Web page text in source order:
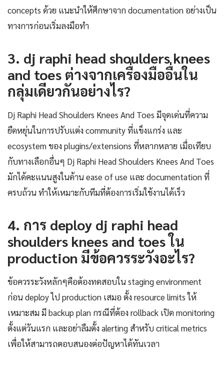
concepts ด้วย แนะนำให้ศึกษาจาก documentation อย่างเป็น
ทางการก่อนเริ่มลงมือทำ
3. dj raphi head shoulders knees
and toes ต่างจากเครื่องมืออื่นใน
กลุ่มเดียวกันอย่างไร?
Dj Raphi Head Shoulders Knees And Toes มีจุดเด่นที่ความ
ยืดหยุ่นในการปรับแต่ง community ที่แข็งแกร่ง และ
ecosystem ของ plugins/extensions ที่หลากหลาย เมื่อเทียบ
กับทางเลือกอื่นๆ Dj Raphi Head Shoulders Knees And Toes
มักได้คะแนนสูงในด้าน ease of use และ documentation ที่
ครบถ้วน ทำให้เหมาะกับทีมที่ต้องการเริ่มใช้งานได้เร็ว
4. การ deploy dj raphi head
shoulders knees and toes ใน
production มีข้อควรระวังอะไร?
ข้อควรระวังหลักๆคือต้องทดสอบใน staging environment
ก่อน deploy ไป production เสมอ ตั้ง resource limits ให้
เหมาะสม มี backup plan กรณีที่ต้อง rollback เปิด monitoring
ตั้งแต่วันแรก และอย่าลืมตั้ง alerting สำหรับ critical metrics
เพื่อให้สามารถตอบสนองต่อปัญหาได้ทันเวลา